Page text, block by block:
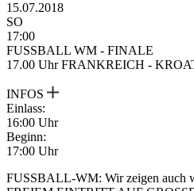
15.07.2018
SO
17:00
FUSSBALL WM - FINALE
17.00 Uhr FRANKREICH -
INFOS
Einlass:
16:00 Uhr
Beginn:
17:00 Uhr
FUSSBALL-WM: Wir zeigen auch